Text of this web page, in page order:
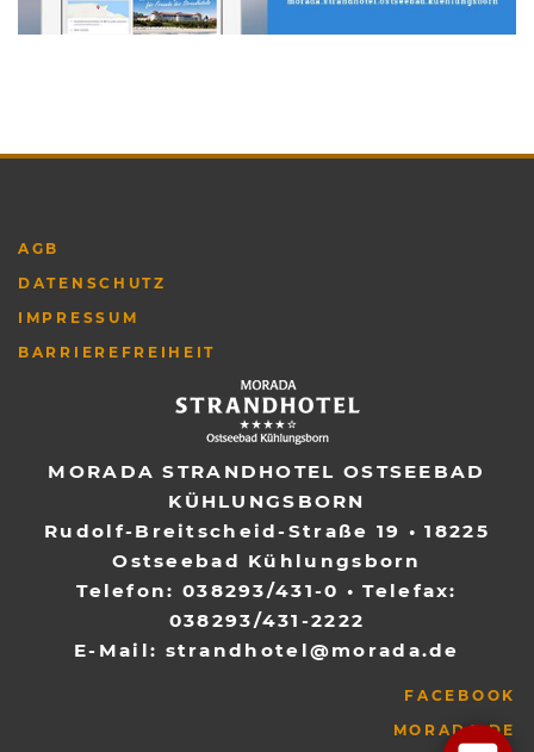
AGB
DATENSCHUTZ
IMPRESSUM
BARRIEREFREIHEIT
MORADA STRANDHOTEL OSTSEEBAD
KÜHLUNGSBORN
Rudolf-Breitscheid-Straße 19 •18225
Ostseebad Kühlungsborn
Telefon: 038293/431-0 • Telefax:
038293/431-2222
E-Mail: strandhotel@morada.de
FACEBOOK
MORADA.DE